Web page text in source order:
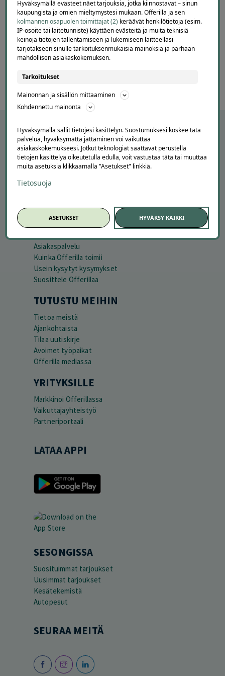
Lisätty
Page
6 / 60
APUA JA NEUVOJA
Asiakaspalvelu
Kuinka Offerilla toimii
Usein kysytyt kysymykset
Suosittele Offerillaa
TUTUSTU MEIHIN
Tietoa meistä
Ajankohtaista
Tilaa uutiskirje
Avoimet työpaikat
Offerilla mediassa
YRITYKSILLE
Markkinoi Offerillassa
Vaikuttajayhteistyö
Partneriportaali
LATAA APPI
SESONGISSA
Suosituimmat tarjoukset
Uusimmat tarjoukset
Kesätekemistä
Autopesut
SEURAA MEITÄ
Hyväksymällä evästeet näet tarjouksia, jotka kiinnostavat – sinun
kaupungista ja omien mieltymystesi mukaan. Offerilla ja sen
kolmannen osapuolen toimittajat (2) keräävät henkilötietoja (esim.
IP-osoite tai laitetunniste) käyttäen evästeitä ja muita teknisiä
keinoja tietojen tallentamiseen ja lukemiseen laitteellasi
tarjotakseen sinulle tarkoituksenmukaisia mainoksia ja parhaan
mahdollisen asiakaskokemuksen.
Tarkoitukset
Mainonnan ja sisällön mittaaminen
Kohdennettu mainonta
Hyväksymällä sallit tietojesi käsittelyn. Suostumuksesi koskee tätä
palvelua, hyväksymättä jättäminen voi vaikuttaa
asiakaskokemukseesi. Jotkut teknologiat saattavat perustella
tietojen käsittelyä oikeutetulla edulla, voit vastustaa tätä tai muuttaa
muita asetuksia klikkaamalla "Asetukset" linkkiä.
Tietosuoja
ASETUKSET HYVÄKSY KAIKKI